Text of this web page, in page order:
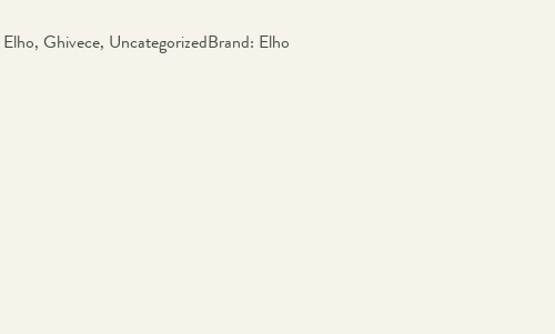
Elho, Ghivece, UncategorizedBrand: Elho